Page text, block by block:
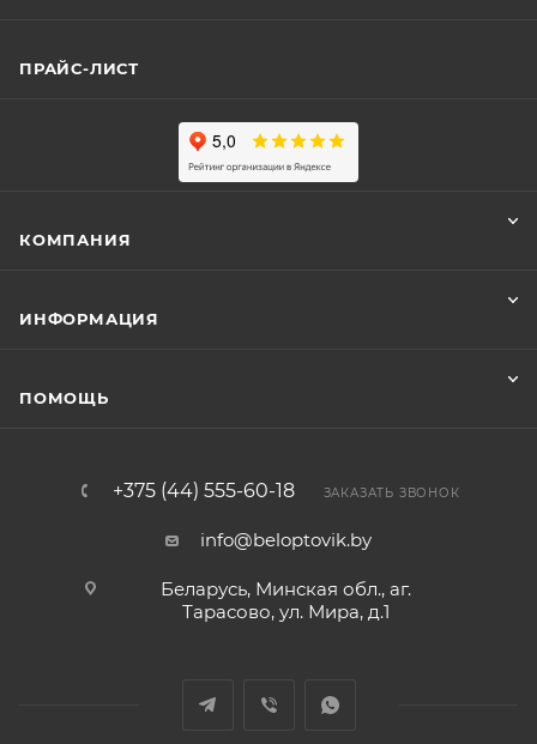
ПРАЙС-ЛИСТ
КОМПАНИЯ
ИНФОРМАЦИЯ
ПОМОЩЬ
+375 (44) 555-60-18 ЗАКАЗАТЬ ЗВОНОК
info@beloptovik.by
Беларусь, Минская обл., аг.
Тарасово, ул. Мира, д.1